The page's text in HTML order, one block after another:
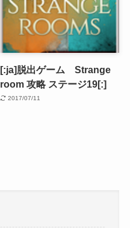
[:ja]脱出ゲーム Strange
room 攻略 ステージ19[:]
2017/07/11